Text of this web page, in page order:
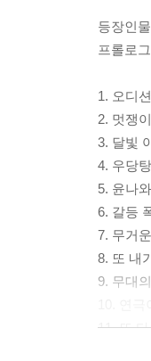
등장인
프롤로
1. 오디션
2. 멋쟁
3. 달빛
4. 우당
5. 윤나
6. 갈등
7. 무거
8. 또 내
9. 무대
11. 또